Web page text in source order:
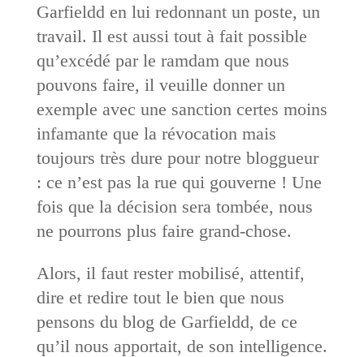
Garfieldd en lui redonnant un poste, un
travail. Il est aussi tout à fait possible
qu’excédé par le ramdam que nous
pouvons faire, il veuille donner un
exemple avec une sanction certes moins
infamante que la révocation mais
toujours très dure pour notre bloggueur
: ce n’est pas la rue qui gouverne ! Une
fois que la décision sera tombée, nous
ne pourrons plus faire grand-chose.
Alors, il faut rester mobilisé, attentif,
dire et redire tout le bien que nous
pensons du blog de Garfieldd, de ce
qu’il nous apportait, de son intelligence.